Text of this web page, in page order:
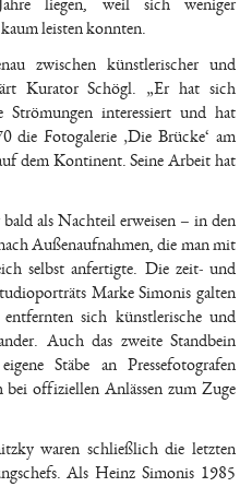
liegen, weil sich weniger
leisten konnten.
zwischen künstlerischer und
Kurator Schögl. „Er hat sich
Strömungen interessiert und hat
die Fotogalerie ‚Die Brücke‘ am
dem Kontinent. Seine Arbeit hat
als Nachteil erweisen – in den
Außenaufnahmen, die man mit
selbst anfertigte. Die zeit- und
Marke Simonis galten
sich künstlerische und
Auch das zweite Standbein
Stäbe an Pressefotografen
offiziellen Anlässen zum Zuge
waren schließlich die letzten
Als Heinz Simonis 1985